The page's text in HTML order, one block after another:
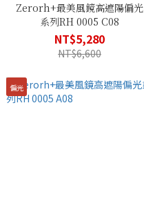
Zerorh+最美風鏡高遮陽偏光
系列RH 0005 C08
NT$5,280
NT$6,600
偏光